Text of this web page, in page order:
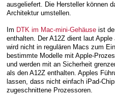
ausgeliefert. Die Hersteller können
Architektur umstellen.
Im DTK im Mac-mini-Gehäuse ist
enthalten. Der A12Z dient laut
wird nicht in regulären Macs zum
bestimmte Modelle mit Apple-
und werden mit an Sicherheit
als den A12Z enthalten. Apples
lassen, dass nicht einfach iPad-
zugeschnittene Prozessoren.